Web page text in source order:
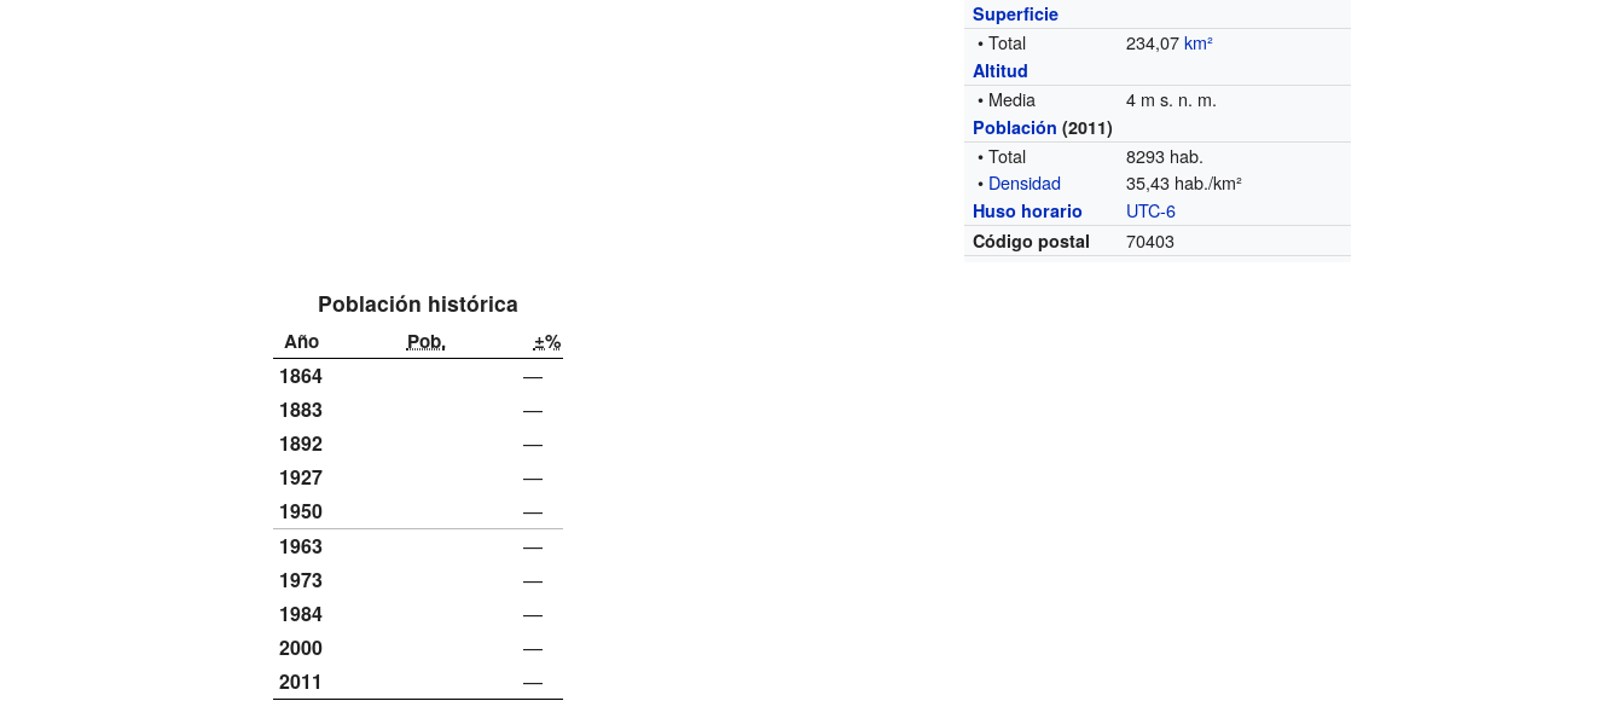
Superficie
• Total 234,07km²
Altitud
• Media 4 m s. n. m.
Población (2011)
• Total
8293 hab.
• Densidad 35,43 hab./km²
Huso horario UTC-6
Código postal 70403
Población histórica
Año Pob. ±%
1864
—
1883
—
1892
—
1927
—
1950
—
1963
—
1973
—
1984
—
2000
—
2011
—